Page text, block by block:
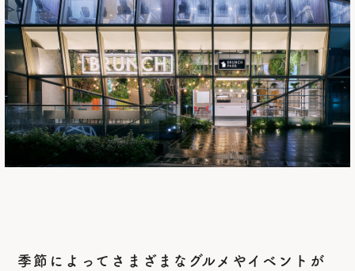
季節によってさまざまなグルメやイベントが